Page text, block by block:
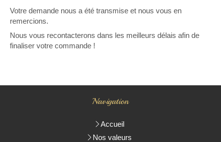
Votre demande nous a été transmise et nous vous en
remercions.
Nous vous recontacterons dans les meilleurs délais afin de
finaliser votre commande !
Navigation
Accueil
Nos valeurs